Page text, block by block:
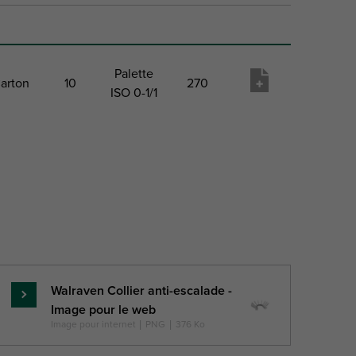
10
Palette
ISO 0-1/1
270
savoir
plus
Walraven Collier anti-escalade -
Image pour le web
Image pour internet PNG 376 Ko